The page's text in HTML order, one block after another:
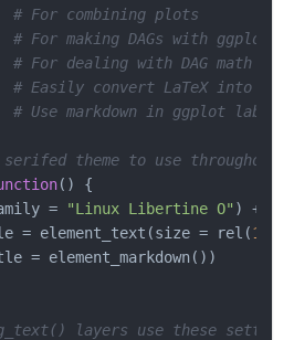
# For combining plots
# For making DAGs with ggplot
# For dealing with DAG math
# Easily convert LaTeX into
# Use markdown in ggplot labels
theme to use throughout
( )
{
= "Linux Libertine O" )
+
= element_text (size = rel (1.5
= element_markdown( ) )
layers use these